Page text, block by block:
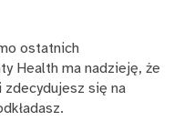
ostatnich
Health ma nadzieję, że
się na